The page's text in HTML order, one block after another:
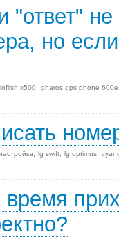
"ответ"
но
x500 pharos gps phone 600e
lg swift lg optimus
время